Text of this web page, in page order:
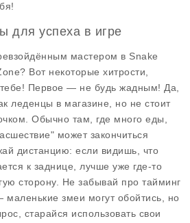
для успеха в игре
мастером в Snake
? Вот некоторые хитрости,
Первое — не будь жадным! Да,
леденцы в магазине, но не стоит
Обычно там, где много еды,
может закончиться
дистанцию: если видишь, что
к заднице, лучше уже где-то
сторону. Не забывай про тайминг
змеи могут обойтись, но
старайся использовать свои